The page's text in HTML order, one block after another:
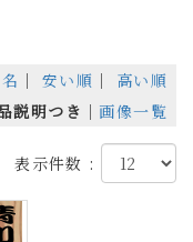
｜ 安い順 ｜ 高い順
説明つき ｜ 画像一覧
表示件数 :